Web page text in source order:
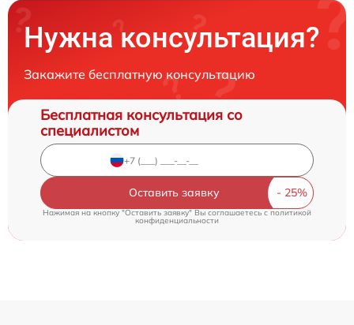
Нужна консультация?
Закажите бесплатную консультацию
Бесплатная консультация со
специалистом
Оставить заявку
Нажимая на кнопку "Оставить заявку" Вы соглашаетесь cполитикой
конфиденциальности